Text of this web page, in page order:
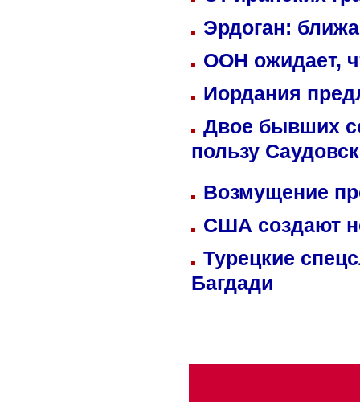
Эрдоган:
ООН ожидает,
Иордания
Двое бывших
пользу
Возмущение
США создают
Турецкие
Багдади